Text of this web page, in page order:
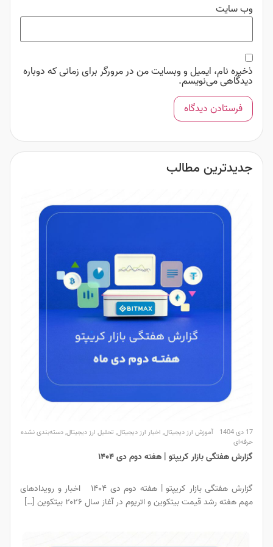
و وبسایت من در مرورگر برای زمانی که دوباره
دیجیتال,اخبار ارز دیجیتال, تحلیل ارز دیجیتال ,دسته‌بندی نشده
| هفته دوم دی ۱۴۰۴
گزارش هفتگی بازار کریپتو | هفته دوم دی ۱۴۰۴ اخبار و رویدادهای
و اتریوم در آغاز سال ۲۰۲۶ بیتکوین […]